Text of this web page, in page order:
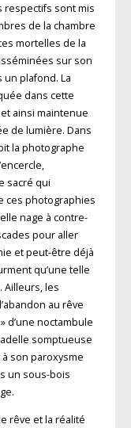
respectifs sont mis
de la chambre
mortelles de la
sur son
un plafond. La
dans cette
ainsi maintenue
de lumière. Dans
la photographe
sacré qui
ces photographies
nage à contre-
pour aller
et peut-être déjà
qu’une telle
les
au rêve
d’une noctambule
somp­tueuse
son paroxysme
un sous-bois
rêve et la réalité